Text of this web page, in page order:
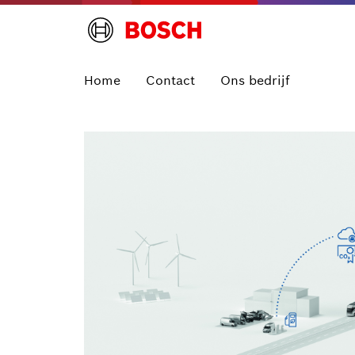
Home Contact Ons bedrijf